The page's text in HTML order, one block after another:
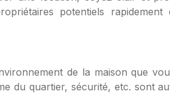
potentiels
de la maison que
du quartier, sécurité, etc. sont